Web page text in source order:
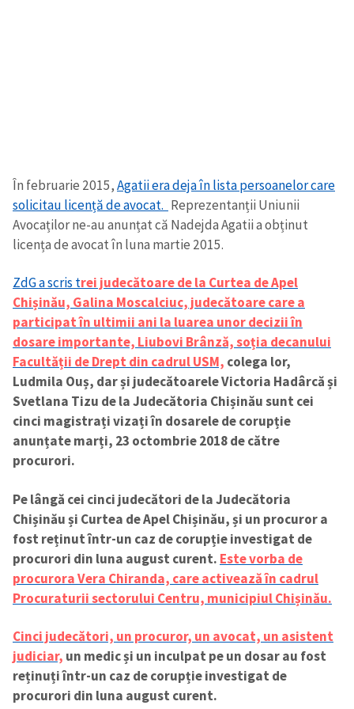
Trimite o informație Despre ZdG
În februarie 2015,Agatii era deja în lista persoanelor care
solicitau licență de avocat. Reprezentanții Uniunii
Avocaților ne-au anunțat că Nadejda Agatii a obținut
licența de avocat în luna martie 2015.
ZdG a scris trei judecătoare de la Curtea de Apel
Chișinău, Galina Moscalciuc, judecătoare care a
participat în ultimii ani la luarea unor decizii în
dosare importante, Liubovi Brânză, soția decanului
Facultății de Drept din cadrul USM, colega lor,
Ludmila Ouș, dar și judecătoarele Victoria Hadârcă și
Svetlana Tizu de la Judecătoria Chișinău sunt cei
cinci magistrați vizați în dosarele de corupție
anunțate marți, 23 octombrie 2018 de către
procurori.
Pe lângă cei cinci judecători de la Judecătoria
Chișinău și Curtea de Apel Chișinău, și un procuror a
fost reținut într-un caz de corupție investigat de
procurori din luna august curent. Este vorba de
procurora Vera Chiranda, care activează în cadrul
Procuraturii sectorului Centru, municipiul Chișinău.
Cinci judecători, un procuror, un avocat, un asistent
judiciar, un medic și un inculpat pe un dosar au fost
reținuți într-un caz de corupție investigat de
procurori din luna august curent.